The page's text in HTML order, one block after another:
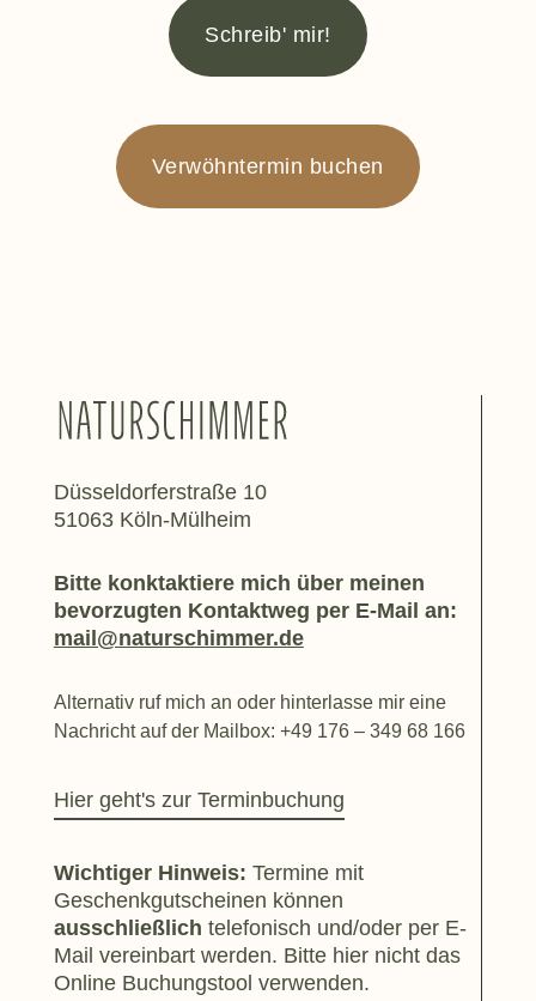
Schreib' mir!
Verwöhntermin buchen
Düsseldorferstraße 10
51063 Köln-Mülheim
Bitte konktaktiere mich über meinen
bevorzugten Kontaktweg per E-Mail an:
mail@naturschimmer.de
Alternativ ruf mich an oder hinterlasse mir eine
Nachricht auf der Mailbox: +49 176 – 349 68 166
Hier geht's zur Terminbuchung
Wichtiger Hinweis: Termine mit
Geschenkgutscheinen können
ausschließlich telefonisch und/oder per E-
Mail vereinbart werden. Bitte hier nicht das
Online Buchungstool verwenden.